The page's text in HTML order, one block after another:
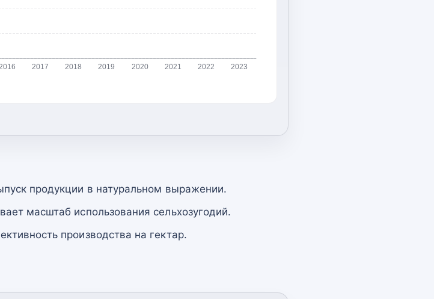
2016 2017 2018 2019 2020 2021 2022 2023
продукции в натуральном выражении.
масштаб использования сельхозугодий.
производства на гектар.